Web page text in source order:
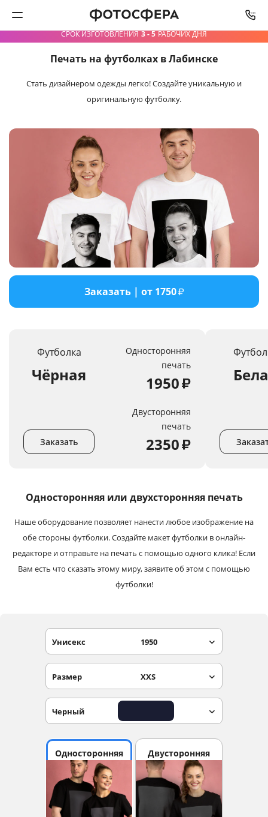
Печать фото
Интерьерная печать
Багетная мастерская
Полиграфия
Услуги и сервис
Печать на футболках в Лабинске
Стать дизайнером одежды легко!Создайте уникальную и
оригинальную футболку.
Заказать | от 1750₽
СРОК ИЗГОТОВЛЕНИЯ 3 - 5 РАБОЧИХ ДНЯ
Футболка
Чёрная
Заказать
Односторонняя
печать
1950₽
Двусторонняя
печать
2350₽
Односторонняя или двухсторонняя печать
Наше оборудование позволяет нанести любое изображение на
обе стороны футболки. Создайте макет футболки в онлайн-
редакторе и отправьте на печать с помощью одного клика! Если
Вам есть что сказать этому миру, заявите об этом с помощью
футболки!
Унисекс 1950
Размер XXS
Черный
Односторонняя Двусторонняя